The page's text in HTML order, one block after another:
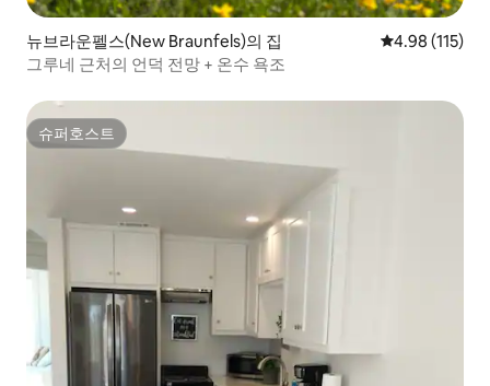
뉴브라운펠스(New Braunfels)의 집 평점 4.98점(5
4.98 (115)
그루네 근처의 언덕 전망 + 온수 욕조
슈퍼호스트
슈퍼호스트